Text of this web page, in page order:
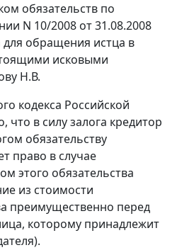
обязательств по
N 10/2008 от 31.08.2008
обращения истца в
исковыми
Н.В.
кодекса Российской
что в силу залога кредитор
обязательству
право в случае
этого обязательства
из стоимости
преимущественно перед
которому принадлежит